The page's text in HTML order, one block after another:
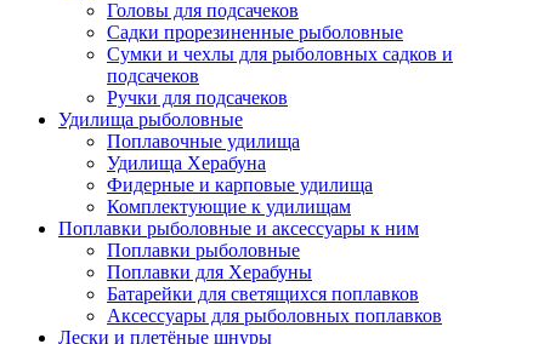
Головы для подсачеков
Садки прорезиненные рыболовные
Сумки и чехлы для рыболовных садков и
подсачеков
Ручки для подсачеков
Удилища рыболовные
Поплавочные удилища
Удилища Херабуна
Фидерные и карповые удилища
Комплектующие к удилищам
Поплавки рыболовные и аксессуары к ним
Поплавки рыболовные
Поплавки для Херабуны
Батарейки для светящихся поплавков
Аксессуары для рыболовных поплавков
Лески и плетёные шнуры